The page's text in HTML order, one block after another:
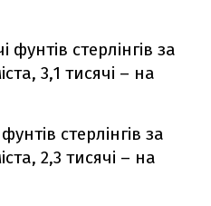
фунтів стерлінгів за
3,1 тисячі – на
стерлінгів за
2,3 тисячі – на